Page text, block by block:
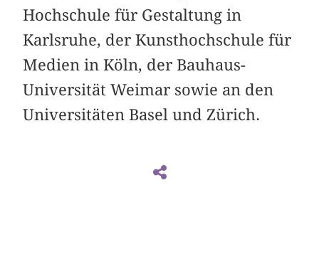
Hochschule für Gestaltung in
Karlsruhe, der Kunsthochschule für
Medien in Köln, der Bauhaus-
Universität Weimar sowie an den
Universitäten Basel und Zürich.